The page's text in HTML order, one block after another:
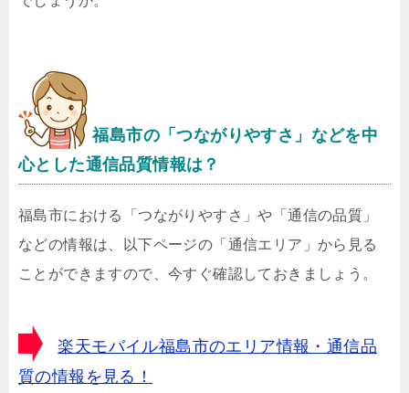
福島市の「つながりやすさ」などを中
心とした通信品質情報は？
福島市における「つながりやすさ」や「通信の品質」
などの情報は、以下ページの「通信エリア」から見る
ことができますので、今すぐ確認しておきましょう。
楽天モバイル福島市のエリア情報・通信品
質の情報を見る！